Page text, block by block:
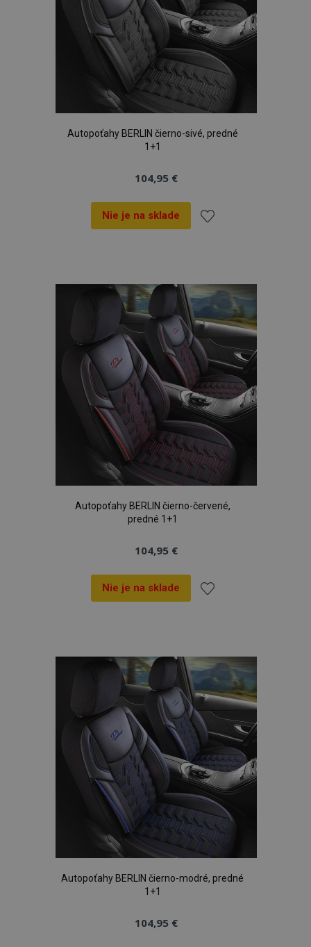
Autopoťahy BERLIN čierno-sivé, predné
1+1
104,95 €
Nie je na sklade
zoznamu
prianí
Autopoťahy BERLIN čierno-červené,
predné 1+1
104,95 €
Nie je na sklade
zoznamu
prianí
Autopoťahy BERLIN čierno-modré, predné
1+1
104,95 €